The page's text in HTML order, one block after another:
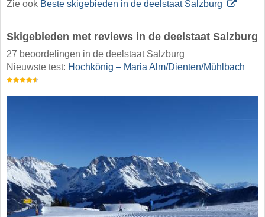
Zie ook Beste skigebieden in de deelstaat Salzburg
Skigebieden met reviews in de deelstaat Salzburg
27 beoordelingen in de deelstaat Salzburg
Nieuwste test: Hochkönig – Maria Alm/​Dienten/​Mühlbach